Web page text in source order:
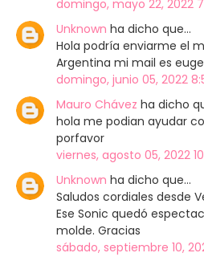
domingo, mayo 22, 2022
Unknown ha dicho que…
Hola podría enviarme el
Argentina mi mail es
domingo, junio 05, 2022
Mauro Chávez ha dicho
hola me podian ayudar
porfavor
viernes, agosto 05, 2022
Unknown ha dicho que…
Saludos cordiales desde
Ese Sonic quedó
molde. Gracias
sábado, septiembre 10,